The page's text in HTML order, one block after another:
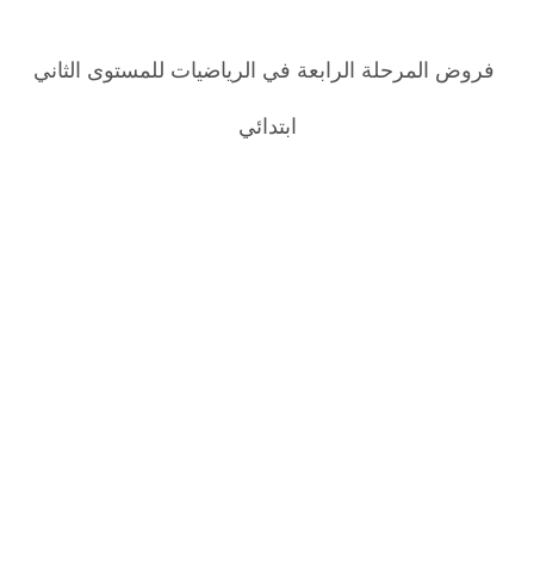
فروض المرحلة الرابعة في الرياضيات للمستوى الثاني
ابتدائي